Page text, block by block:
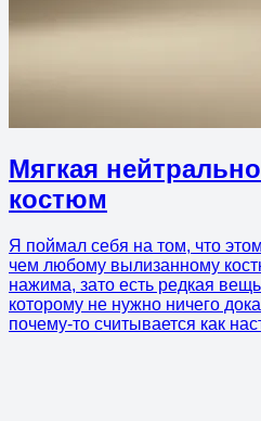
Мягкая
костюм
Я поймал себя на том, что
чем любому вылизанному
нажима, зато есть редкая
которому не нужно ничего
почему-то считывается как